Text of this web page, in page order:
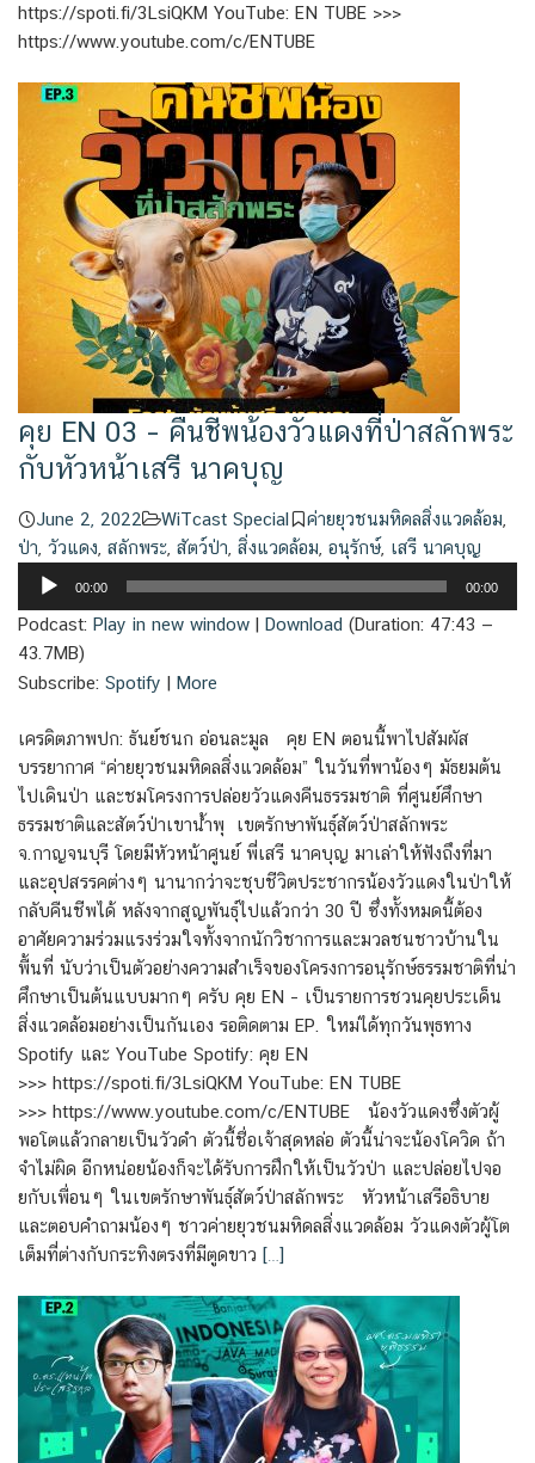
https://spoti.fi/3LsiQKM YouTube: EN TUBE >>>
https://www.youtube.com/c/ENTUBE
คุย EN 03 – คืนชีพน้องวัวแดงที่ป่าสลักพระ
กับหัวหน้าเสรี นาคบุญ
June 2, 2022 WiTcast Special ค่ายยุวชนมหิดลสิ่งแวดล้อม
ป่า วัวแดง สลักพระ สัตว์ป่า สิ่งแวดล้อม อนุรักษ์ เสรี นาคบุญ
Audio
00:00 00:00
Podcast: Play in new window | Download (Duration: 47:43 —
43.7MB)
Subscribe: Spotify | More
เครดิตภาพปก: ธันย์ชนก อ่อนละมูล คุย EN ตอนนี้พาไปสัมผัส
บรรยากาศ “ค่ายยุวชนมหิดลสิ่งแวดล้อม” ในวันที่พาน้องๆ มัธยมต้น
ไปเดินป่า และชมโครงการปล่อยวัวแดงคืนธรรมชาติ ที่ศูนย์ศึกษา
ธรรมชาติและสัตว์ป่าเขาน้ำพุ เขตรักษาพันธุ์สัตว์ป่าสลักพระ
จ.กาญจนบุรี โดยมีหัวหน้าศูนย์ พี่เสรี นาคบุญ มาเล่าให้ฟังถึงที่มา
และอุปสรรคต่างๆ นานากว่าจะชุบชีวิตประชากรน้องวัวแดงในป่าให้
กลับคืนชีพได้ หลังจากสูญพันธุ์ไปแล้วกว่า 30 ปี ซึ่งทั้งหมดนี้ต้อง
อาศัยความร่วมแรงร่วมใจทั้งจากนักวิชาการและมวลชนชาวบ้านใน
พื้นที่ นับว่าเป็นตัวอย่างความสำเร็จของโครงการอนุรักษ์ธรรมชาติที่น่า
ศึกษาเป็นต้นแบบมากๆ ครับ คุย EN – เป็นรายการชวนคุยประเด็น
สิ่งแวดล้อมอย่างเป็นกันเอง รอติดตาม EP. ใหม่ได้ทุกวันพุธทาง
Spotify และ YouTube Spotify: คุย EN
>>> https://spoti.fi/3LsiQKM YouTube: EN TUBE
>>> https://www.youtube.com/c/ENTUBE น้องวัวแดงซึ่งตัวผู้
พอโตแล้วกลายเป็นวัวดำ ตัวนี้ชื่อเจ้าสุดหล่อ ตัวนี้น่าจะน้องโควิด ถ้า
จำไม่ผิด อีกหน่อยน้องก็จะได้รับการฝึกให้เป็นวัวป่า และปล่อยไปจอ
ยกับเพื่อนๆ ในเขตรักษาพันธุ์สัตว์ป่าสลักพระ หัวหน้าเสรีอธิบาย
และตอบคำถามน้องๆ ชาวค่ายยุวชนมหิดลสิ่งแวดล้อม วัวแดงตัวผู้โต
เต็มที่ต่างกับกระทิงตรงที่มีตูดขาว […]